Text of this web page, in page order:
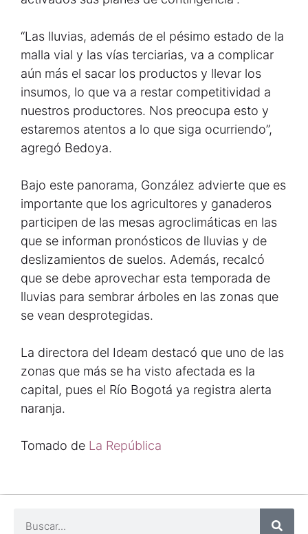
“Las lluvias, además de el pésimo estado de la
malla vial y las vías terciarias, va a complicar
aún más el sacar los productos y llevar los
insumos, lo que va a restar competitividad a
nuestros productores. Nos preocupa esto y
estaremos atentos a lo que siga ocurriendo”,
agregó Bedoya.
Bajo este panorama, González advierte que es
importante que los agricultores y ganaderos
participen de las mesas agroclimáticas en las
que se informan pronósticos de lluvias y de
deslizamientos de suelos. Además, recalcó
que se debe aprovechar esta temporada de
lluvias para sembrar árboles en las zonas que
se vean desprotegidas.
La directora del Ideam destacó que uno de las
zonas que más se ha visto afectada es la
capital, pues el Río Bogotá ya registra alerta
naranja.
Tomado de La República